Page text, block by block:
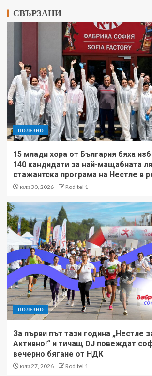
СВЪРЗАНИ
ПОЛЕЗНО
15 млади хора от България бяха
140 кандидати за най-мащабната
стажантска програма на Нестле в
юли 30, 2026 Roditel 1
ПОЛЕЗНО
За първи път тази година „Нестле
Активно!“ и тичащ DJ повеждат
вечерно бягане от НДК
юли 27, 2026 Roditel 1